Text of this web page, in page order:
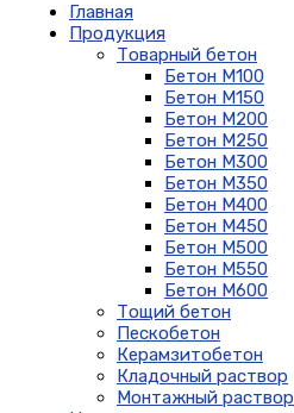
Главная
Продукция
Товарный бетон
Бетон М100
Бетон М150
Бетон М200
Бетон М250
Бетон М300
Бетон М350
Бетон М400
Бетон М450
Бетон М500
Бетон М550
Бетон М600
Тощий бетон
Пескобетон
Керамзитобетон
Кладочный раствор
Монтажный раствор